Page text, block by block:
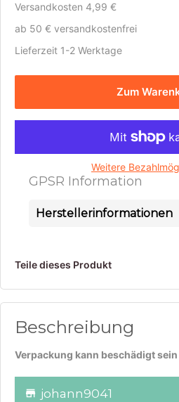
r
e
i
Versandkosten 4,99 €
ab 50 € versandkostenfrei
Lieferzeit 1-2 Werktage
Zum
Weitere
GPSR Information
Herstellerinformationen
Teile dieses Produkt
Beschreibung
Verpackung kann beschädigt sein
johann9041